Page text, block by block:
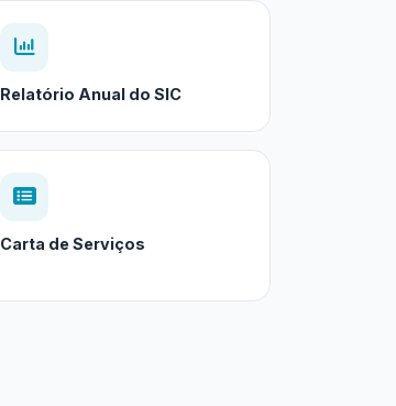
Relatório Anual do SIC
Carta de Serviços